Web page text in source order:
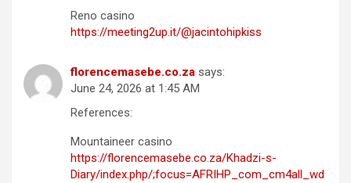
Reno casino
https://meeting2up.it/@jacintohipkiss
florencemasebe.co.za says:
June 24, 2026 at 1:45 AM
References:
Mountaineer casino
https://florencemasebe.co.za/Khadzi-s-
Diary/index.php/;focus=AFRIHP_com_cm4all_wd